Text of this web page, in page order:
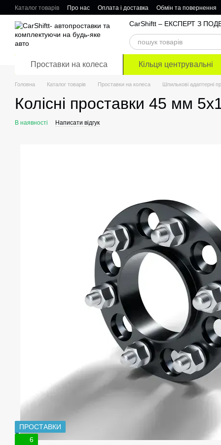
Перейти до основного контенту
Каталог товарів Про нас Оплата і доставка Обмін та повернення
CarShiftt – ЕКСПЕРТ З
Проставки на колеса Кільця центрувальні
Головна Каталог товарів Проставки на колеса Шпилькові адаптерні
Колісні проставки 45 мм
В наявності Написати відгук
ПРОСТАВКИ
6